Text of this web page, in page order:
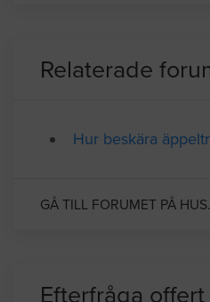
Relaterade
Hur beskära